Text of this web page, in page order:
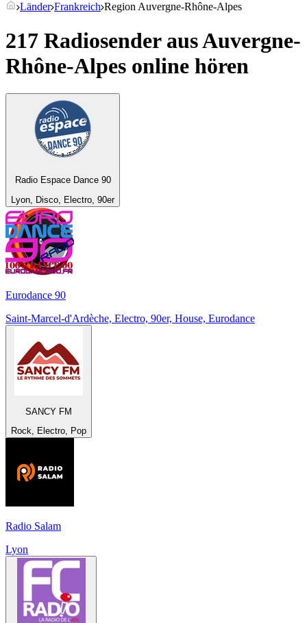
Länder Frankreich Region Auvergne-Rhône-Alpes
217 Radiosender ausAuvergne-
Rhône-Alpes online hören
Radio Espace Dance 90
Lyon, Disco, Electro, 90er
Eurodance 90
Saint-Marcel-d'Ardèche, Electro, 90er, House, Eurodance
SANCY FM
Rock, Electro, Pop
Radio Salam
Lyon